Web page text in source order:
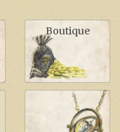
Boutique